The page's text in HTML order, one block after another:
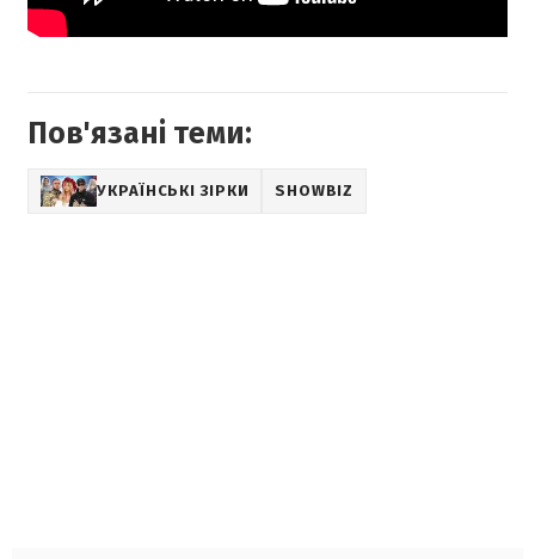
Пов'язані теми:
УКРАЇНСЬКІ ЗІРКИ SHOWBIZ